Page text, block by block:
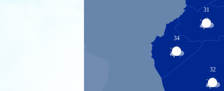
31
34
32